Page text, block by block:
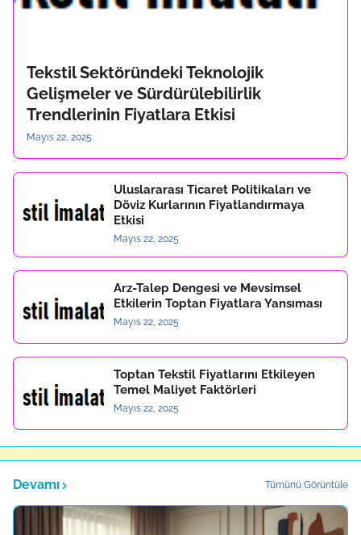
Tekstil Sektöründeki Teknolojik
Gelişmeler ve Sürdürülebilirlik
Trendlerinin Fiyatlara Etkisi
Mayıs 22, 2025
Uluslararası Ticaret Politikaları ve
Döviz Kurlarının Fiyatlandırmaya
Etkisi
Mayıs 22, 2025
Arz-Talep Dengesi ve Mevsimsel
Etkilerin Toptan Fiyatlara Yansıması
Mayıs 22, 2025
Toptan Tekstil Fiyatlarını Etkileyen
Temel Maliyet Faktörleri
Mayıs 22, 2025
Devamı Tümünü Görüntüle